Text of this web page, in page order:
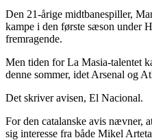
Den 21-årige midtbanespiller,
kampe i den første sæson under
fremragende.
Men tiden for La Masia-talentet
denne sommer, idet Arsenal og
Det skriver avisen, El Nacional.
For den catalanske avis nævner,
sig interesse fra både Mikel